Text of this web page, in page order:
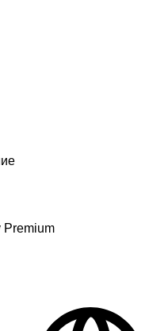
Premium